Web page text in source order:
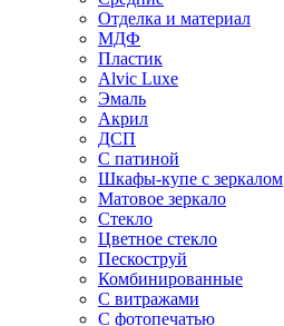
Отделка и материал
МДФ
Пластик
Alvic Luxe
Эмаль
Акрил
ДСП
С патиной
Шкафы-купе с зеркалом
Матовое зеркало
Стекло
Цветное стекло
Пескоструй
Комбинированные
С витражами
С фотопечатью